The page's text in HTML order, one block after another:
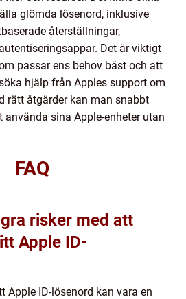
glömda lösenord, inklusive
återställningar,
Det är viktigt
passar ens behov bäst och att
hjälp från Apples support om
rätt åtgärder kan man snabbt
sina Apple-enheter utan
FAQ
risker med att
Apple ID-
Apple ID-lösenord kan vara en